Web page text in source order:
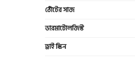
ঠোঁটের সাজ
ডারমাটোলজিস্ট
ড্রাই স্কিন